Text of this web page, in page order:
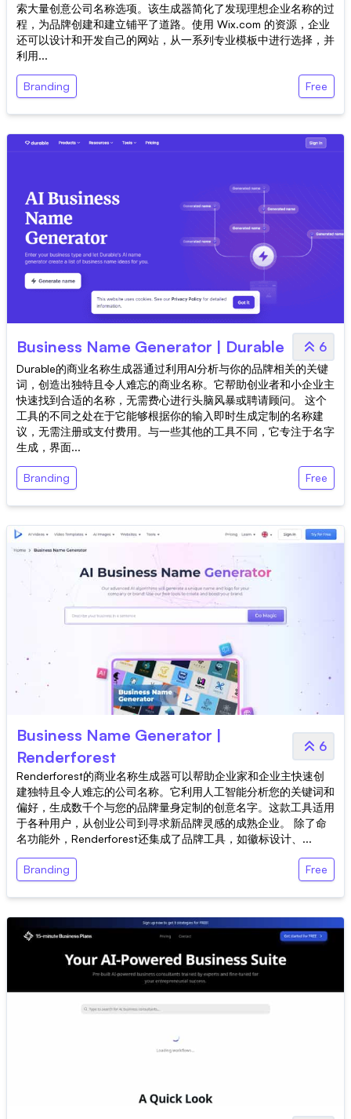
索大量创意公司名称选项。该生成器简化了发现理想企业名称的过
程，为品牌创建和建立铺平了道路。使用 Wix.com 的资源，企业
还可以设计和开发自己的网站，从一系列专业模板中进行选择，并
利用...
Branding Free
Business Name Generator | Durable 6
Durable的商业名称生成器通过利用AI分析与你的品牌相关的关键
词，创造出独特且令人难忘的商业名称。它帮助创业者和小企业主
快速找到合适的名称，无需费心进行头脑风暴或聘请顾问。 这个
工具的不同之处在于它能够根据你的输入即时生成定制的名称建
议，无需注册或支付费用。与一些其他的工具不同，它专注于名字
生成，界面...
Branding Free
Business Name Generator |
Renderforest
6
Renderforest的商业名称生成器可以帮助企业家和企业主快速创
建独特且令人难忘的公司名称。它利用人工智能分析您的关键词和
偏好，生成数千个与您的品牌量身定制的创意名字。这款工具适用
于各种用户，从创业公司到寻求新品牌灵感的成熟企业。 除了命
名功能外，Renderforest还集成了品牌工具，如徽标设计、...
Branding Free